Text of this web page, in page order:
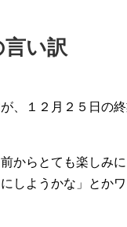
い訳
、１２月２５日の
からとても楽しみ
しようかな」とか